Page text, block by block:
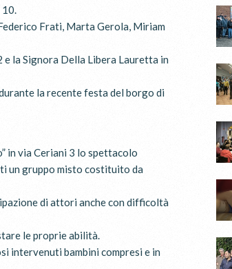
10.
Frati, Marta Gerola, Miriam
e la Signora Della Libera Lauretta in
la recente festa del borgo di
in via Ceriani 3 lo spettacolo
un gruppo misto costituito da
di attori anche con difficoltà
le proprie abilità.
intervenuti bambini compresi e in